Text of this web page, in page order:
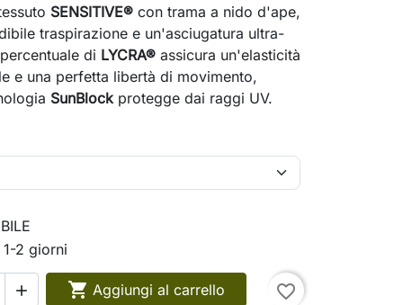
SENSITIVE® con trama a nido d'ape,
traspirazione e un'asciugatura ultra-
di LYCRA® assicura un'elasticità
e una perfetta libertà di movimento,
SunBlock protegge dai raggi UV.
2 giorni
  Aggiungi al carrello favorite_border